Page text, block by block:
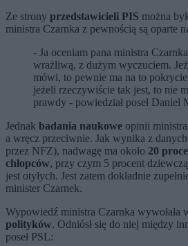
Ze strony przedstawicieli PIS można
ministra Czarnka z pewnością są oparte
- Ja oceniam pana ministra
wrażliwą, z dużym wyczuciem.
mówi, to pewnie ma na to
jeżeli rzeczywiście tak jest, to nie
prawdy - powiedział poseł Daniel
Jednak badania naukowe opinii
a wręcz przeciwnie. Jak wynika z
przez NFZ), nadwagę ma około 20
chłopców, przy czym 5 procent
jest otyłych. Jest zatem dokładnie
minister Czarnek.
Wypowiedź ministra Czarnka wywołała
polityków. Odniósł się do niej między
poseł PSL: